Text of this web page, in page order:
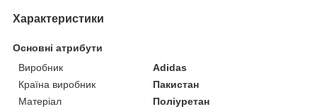
Характеристики
Основні атрибути
Виробник
Adidas
Країна виробник
Пакистан
Матеріал
Поліуретан